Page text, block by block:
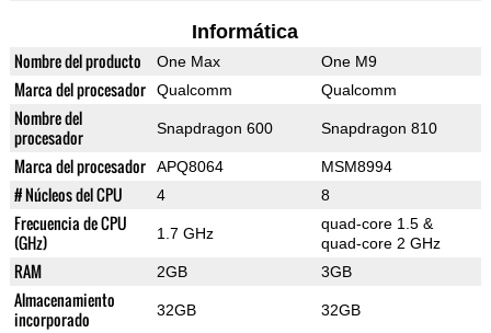
Informática
Nombre del producto One Max One M9
Marca del procesador Qualcomm Qualcomm
Nombre del
procesador
Snapdragon 600 Snapdragon 810
Marca del procesador APQ8064 MSM8994
# Núcleos del CPU 4 8
Frecuencia de CPU
(GHz)
1.7 GHz
quad-core 1.5 &
quad-core 2 GHz
RAM 2GB 3GB
Almacenamiento
incorporado
32GB 32GB